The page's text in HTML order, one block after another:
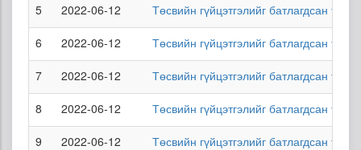
5 2022-06-12 Төсвийн гүйцэтгэлийг батлагдсан
6 2022-06-12 Төсвийн гүйцэтгэлийг батлагдсан
7 2022-06-12 Төсвийн гүйцэтгэлийг батлагдсан
8 2022-06-12 Төсвийн гүйцэтгэлийг батлагдсан
9 2022-06-12 Төсвийн гүйцэтгэлийг батлагдсан